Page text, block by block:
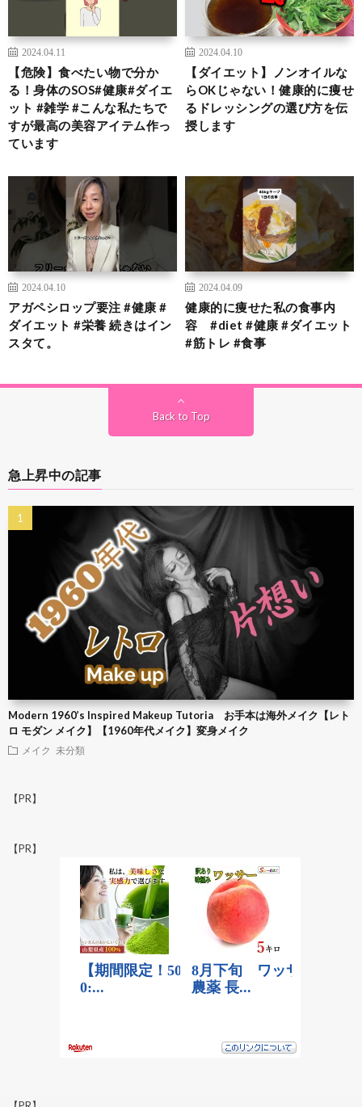
2024.04.11
【危険】食べたい物で分か
る！身体のSOS#健康#ダイエ
ット #雑学 #こんな私たちで
すが最高の美容アイテム作っ
ています
2024.04.10
【ダイエット】ノンオイルな
らOKじゃない！健康的に痩せ
るドレッシングの選び方を伝
授します
2024.04.10
アガペシロップ要注 #健康 #
ダイエット #栄養 続きはイン
スタて。
2024.04.09
健康的に痩せた私の食事内
容 #diet #健康 #ダイエット
#筋トレ #食事
Back to Top
急上昇中の記事
Modern 1960’s Inspired Makeup Tutoria お手本は海外メイク【レト
ロ モダン メイク】【1960年代メイク】変身メイク
メイク 未分類
【PR】
【PR】